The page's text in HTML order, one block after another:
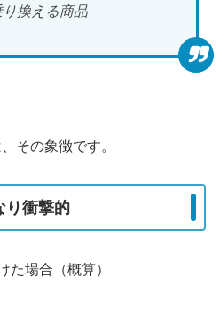
換える商品
その象徴です。
り衝撃的
た場合（概算）